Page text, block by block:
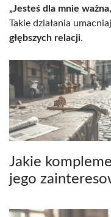
„Jesteś dla mnie
Takie działania
głębszych relacji.
Jakie
jego